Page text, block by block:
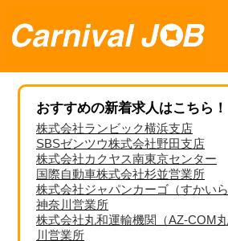
おすすめの新着求人はこちら！
株式会社ランビック横浜支店
SBSゼンツウ株式会社野田支店
株式会社カクヤス南東京センター
国際自動車株式会社杉並営業所
株式会社ジャパンカーゴ（すかい
神奈川営業所
株式会社丸和運輸機関（AZ-COM
川営業所